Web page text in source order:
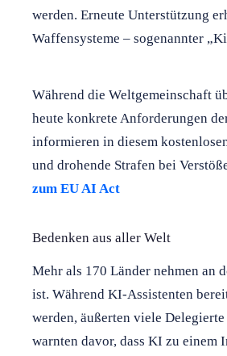
werden. Erneute Unterstützung
Waffensysteme – sogenannter
Während die Weltgemeinschaft
heute konkrete Anforderungen
informieren in diesem
und drohende Strafen bei
zum EU AI Act
Bedenken aus aller Welt
Mehr als 170 Länder nehmen an
ist. Während KI-Assistenten
werden, äußerten viele
warnten davor, dass KI zu